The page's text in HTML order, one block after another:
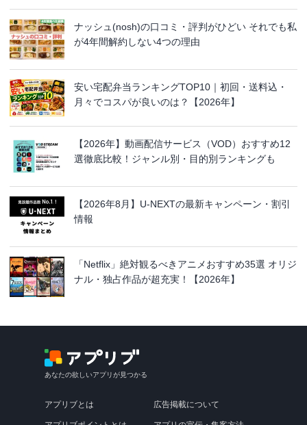
ナッシュ(nosh)の口コミ・評判がひどい それでも私
が4年間解約しない4つの理由
安い宅配弁当ランキングTOP10｜初回・送料込・
月々でコスパが良いのは？【2026年】
【2026年】動画配信サービス（VOD）おすすめ12
選徹底比較！ジャンル別・目的別ランキングも
【2026年8月】U-NEXTの最新キャンペーン・割引
情報
「Netflix」絶対観るべきアニメおすすめ35選 オリジ
ナル・独占作品が超充実！【2026年】
あなたの欲しいアプリが見つかる
アプリブとは 広告掲載について